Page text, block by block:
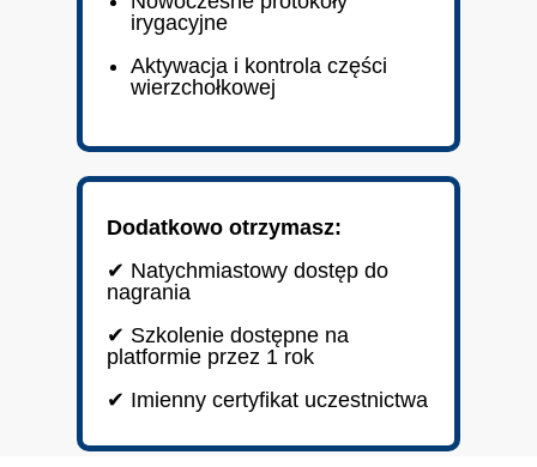
Dodatkowo otrzymasz:
✔ Natychmiastowy dostęp do
nagrania
✔ Szkolenie dostępne na
platformie przez 1 rok
✔ Imienny certyfikat uczestnictwa
irygacyjne
Aktywacja i kontrola części
wierzchołkowej